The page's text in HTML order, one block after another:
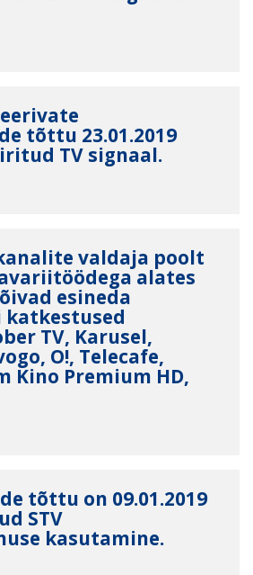
tõttu 23.01.2019
TV signaal.
valdaja poolt
alates
esineda
TV, Karusel,
O!, Telecafe,
Kino Premium HD,
tõttu on 09.01.2019
STV
kasutamine.